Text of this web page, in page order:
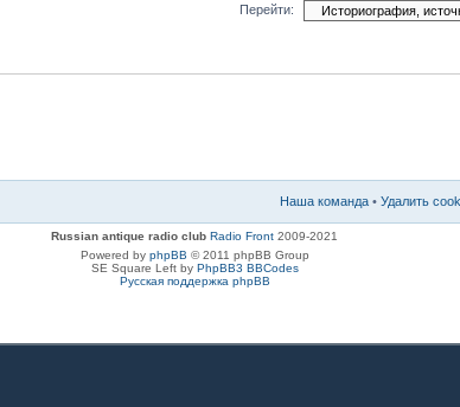
Перейти:
Наша команда • Удалить
Russian antique radio club Radio Front 2009-2021
Powered by phpBB © 2011 phpBB Group
SE Square Left by PhpBB3 BBCodes
Русская поддержка phpBB